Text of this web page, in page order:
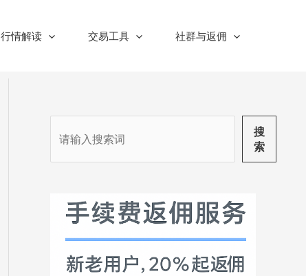
行情解读 交易工具 社群与返佣
搜
索